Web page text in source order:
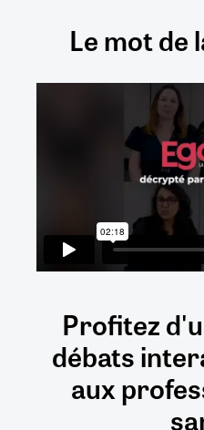
Le mot de
Profitez
débats
aux